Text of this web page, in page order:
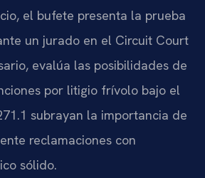
el bufete presenta la prueba
un jurado en el Circuit Court
evalúa las posibilidades de
por litigio frívolo bajo el
subrayan la importancia de
reclamaciones con
sólido.